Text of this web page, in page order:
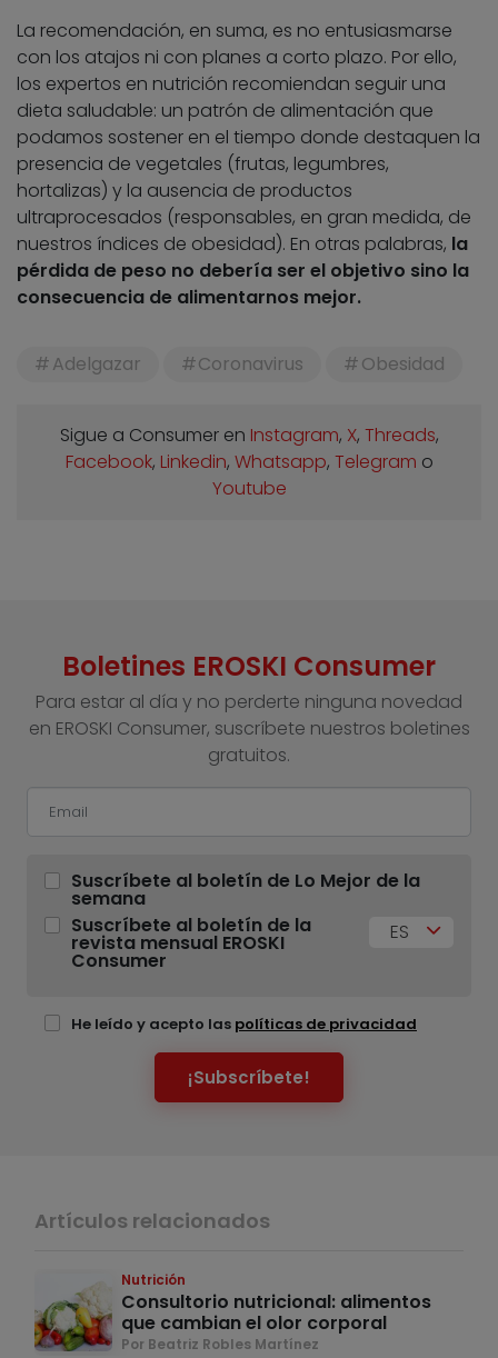
La recomendación, en suma, es no entusiasmarse
con los atajos ni con planes a corto plazo. Por ello,
los expertos en nutrición recomiendan seguir una
dieta saludable: un patrón de alimentación que
podamos sostener en el tiempo donde destaquen la
presencia de vegetales (frutas, legumbres,
hortalizas) y la ausencia de productos
ultraprocesados (responsables, en gran medida, de
nuestros índices de obesidad). En otras palabras, la
pérdida de peso no debería ser el objetivo sino la
consecuencia de alimentarnos mejor.
Adelgazar Coronavirus Obesidad
Sigue a Consumer en Instagram, X, Threads,
Facebook, Linkedin, Whatsapp, Telegram o
Youtube
Boletines EROSKI Consumer
Para estar al día y no perderte ninguna novedad
en EROSKI Consumer, suscríbete nuestros boletines
gratuitos.
Suscríbete al boletín de Lo Mejor de la
semana
Suscríbete al boletín de la
revista mensual EROSKI
Consumer
ES
He leído y acepto las políticas de privacidad
¡Subscríbete!
Artículos relacionados
Nutrición
Consultorio nutricional: alimentos
que cambian el olor corporal
Por Beatriz Robles Martínez